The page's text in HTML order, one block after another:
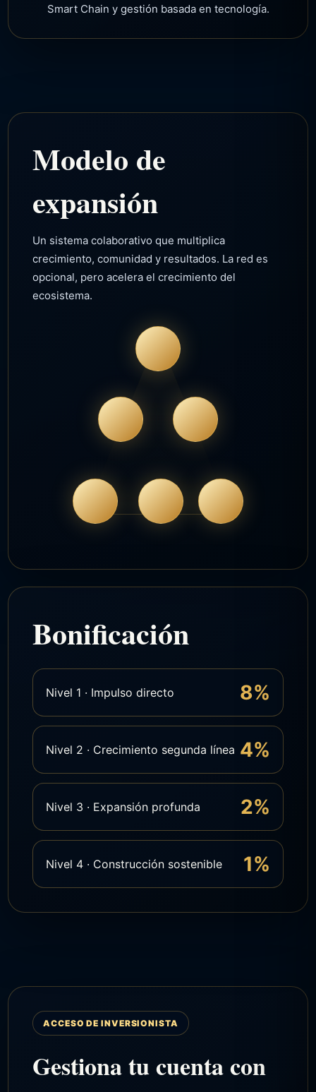
Smart Chain y gestión basada en tecnología.
Modelo de
expansión
Un sistema colaborativo que multiplica
crecimiento, comunidad y resultados. La red es
opcional, pero acelera el crecimiento del
ecosistema.
Bonificación
Nivel 1 · Impulso directo 8%
Nivel 2 · Crecimiento segunda línea 4%
Nivel 3 · Expansión profunda 2%
Nivel 4 · Construcción sostenible 1%
ACCESO DE INVERSIONISTA
Gestiona tu cuenta con